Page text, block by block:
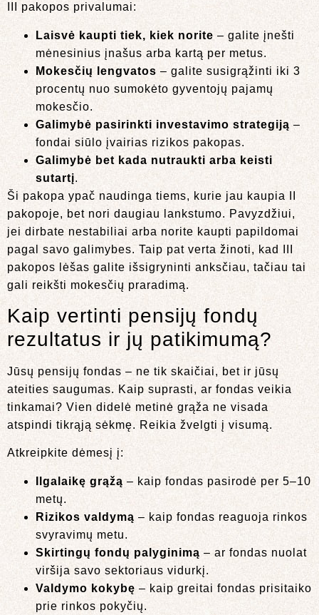
III pakopos privalumai:
Laisvė kaupti tiek, kiek norite – galite įnešti
mėnesinius įnašus arba kartą per metus.
Mokesčių lengvatos – galite susigrąžinti iki 3
procentų nuo sumokėto gyventojų pajamų
mokesčio.
Galimybė pasirinkti investavimo strategiją –
fondai siūlo įvairias rizikos pakopas.
Galimybė bet kada nutraukti arba keisti
sutartį.
Ši pakopa ypač naudinga tiems, kurie jau kaupia II
pakopoje, bet nori daugiau lankstumo. Pavyzdžiui,
jei dirbate nestabiliai arba norite kaupti papildomai
pagal savo galimybes. Taip pat verta žinoti, kad III
pakopos lėšas galite išsigryninti anksčiau, tačiau tai
gali reikšti mokesčių praradimą.
Kaip vertinti pensijų fondų
rezultatus ir jų patikimumą?
Jūsų pensijų fondas – ne tik skaičiai, bet ir jūsų
ateities saugumas. Kaip suprasti, ar fondas veikia
tinkamai? Vien didelė metinė grąža ne visada
atspindi tikrąją sėkmę. Reikia žvelgti į visumą.
Atkreipkite dėmesį į:
Ilgalaikę grąžą – kaip fondas pasirodė per 5–10
metų.
Rizikos valdymą – kaip fondas reaguoja rinkos
svyravimų metu.
Skirtingų fondų palyginimą – ar fondas nuolat
viršija savo sektoriaus vidurkį.
Valdymo kokybę – kaip greitai fondas prisitaiko
prie rinkos pokyčių.